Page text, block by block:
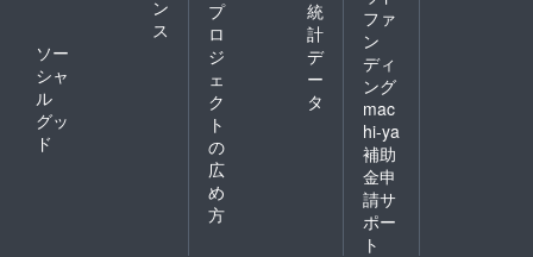
ン
ス
ソー
シャ
ル
グッ
ド
プ
ロ
ジ
ェ
ク
ト
の
広
め
方
統
計
デ
ー
タ
ファ
ン
ディ
ング
mac
hi-ya
補助
金申
請サ
ポー
ト